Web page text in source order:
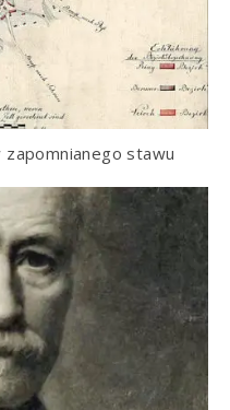
zapomnianego stawu